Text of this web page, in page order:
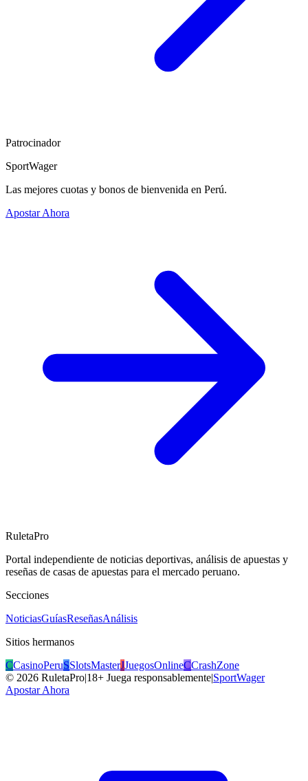
Patrocinador
SportWager
Las mejores cuotas y bonos de bienvenida en Perú.
Apostar Ahora
RuletaPro
Portal independiente de noticias deportivas, análisis de apuestas y
reseñas de casas de apuestas para el mercado peruano.
Secciones
NoticiasGuíasReseñasAnálisis
Sitios hermanos
CCasinoPeruSSlotsMasterJJuegosOnlineCCrashZone
© 2026 RuletaPro|18+ Juega responsablemente|SportWager
Apostar Ahora